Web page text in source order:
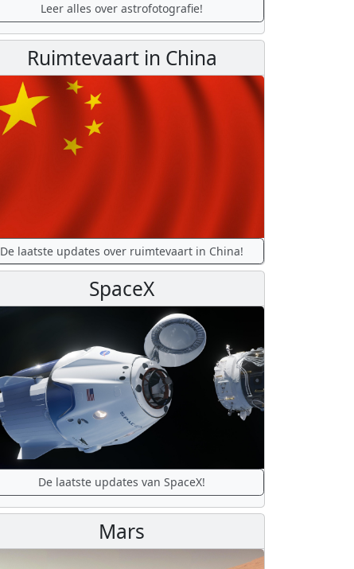
Leer alles over astrofotografie!
Ruimtevaart in China
De laatste updates over ruimtevaart in China!
SpaceX
De laatste updates van SpaceX!
Mars